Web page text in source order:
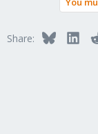
o
Share: Bluesky